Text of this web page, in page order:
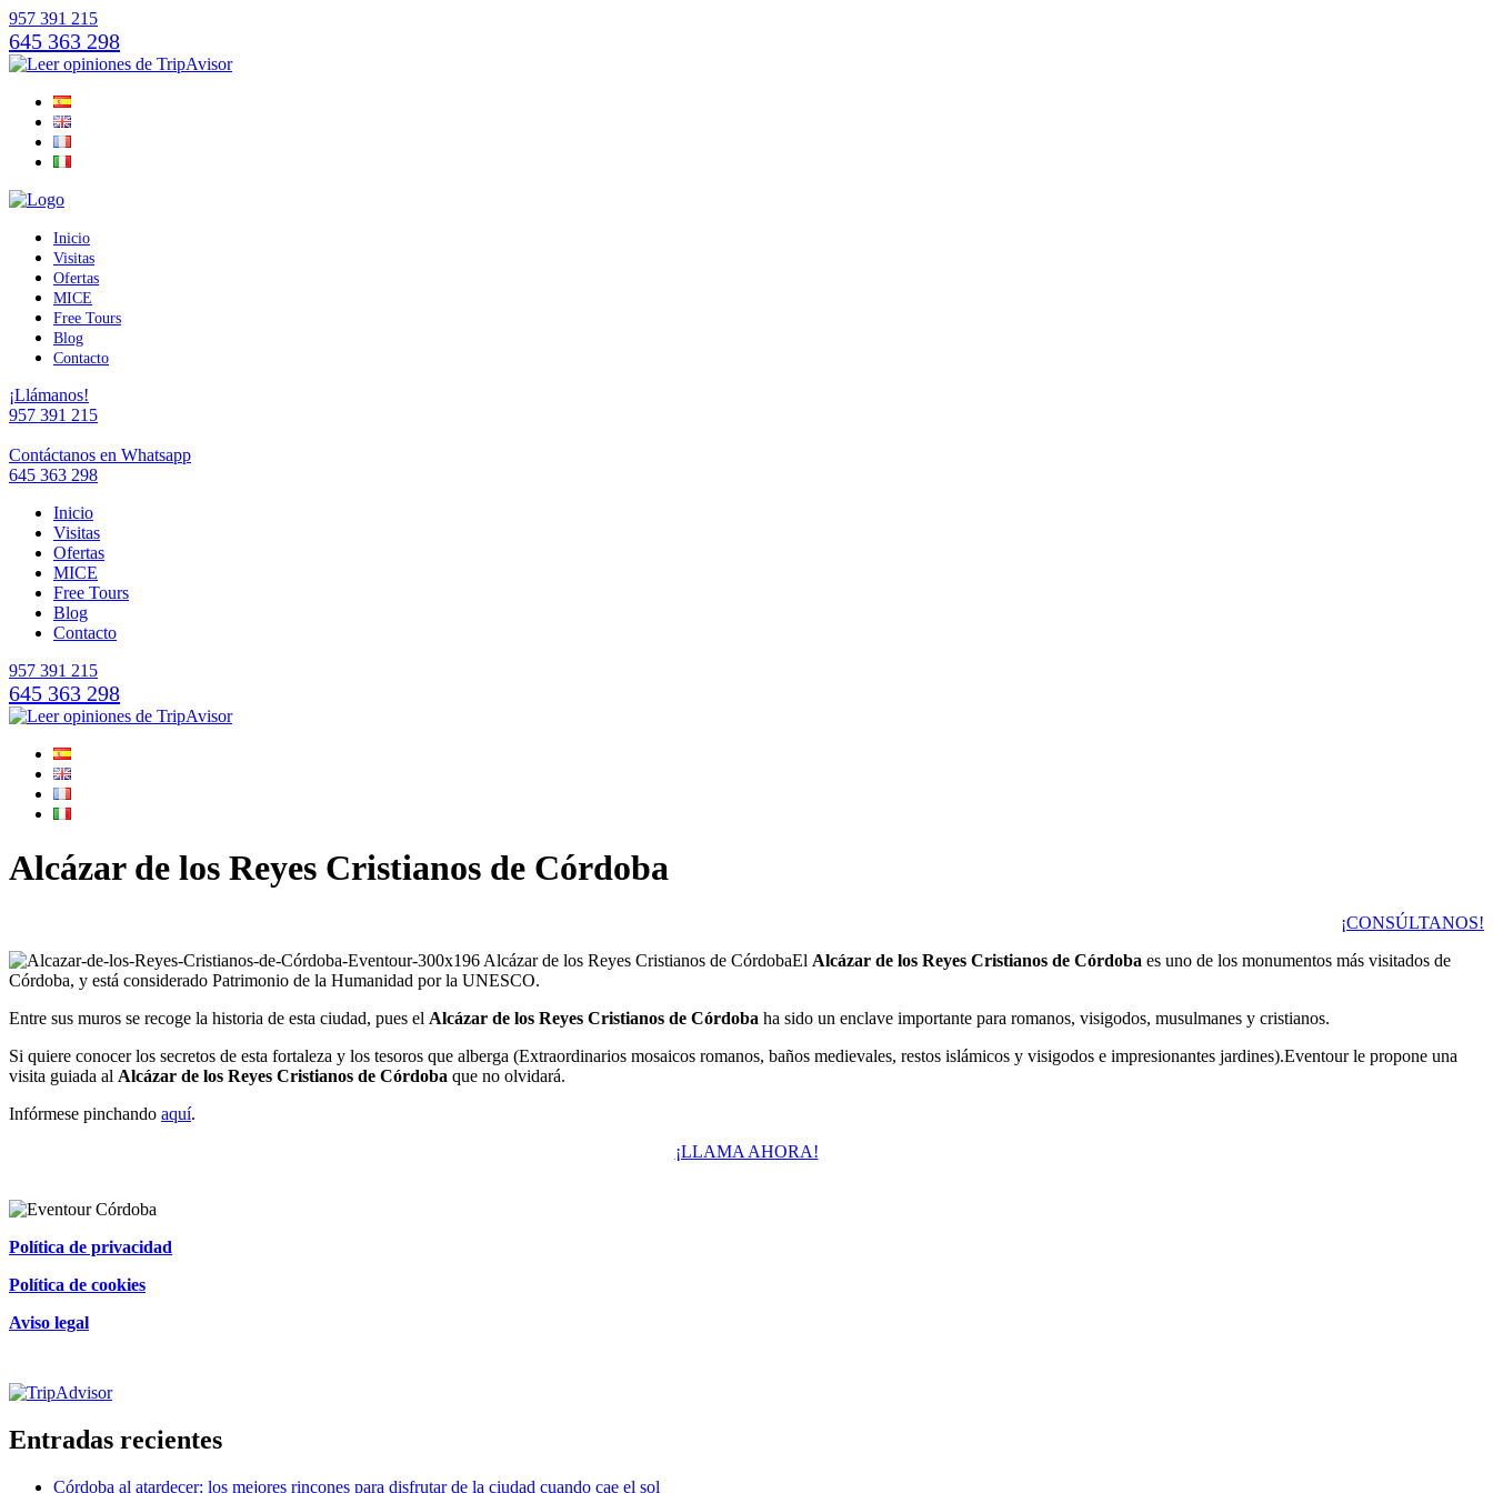
957 391 215
645 363 298
Inicio
Visitas
Ofertas
MICE
Free Tours
Blog
Contacto
¡Llámanos!
957 391 215
Contáctanos en Whatsapp
645 363 298
Inicio
Visitas
Ofertas
MICE
Free Tours
Blog
Contacto
957 391 215
645 363 298
Alcázar de los Reyes Cristianos de Córdoba
¡CONSÚLTANOS!
El Alcázar de los Reyes Cristianos de Córdoba es uno de los monumentos más visitados de
Córdoba, y está considerado Patrimonio de la Humanidad por la UNESCO.
Entre sus muros se recoge la historia de esta ciudad, pues el Alcázar de los Reyes Cristianos de Córdoba ha sido un enclave importante para romanos, visigodos, musulmanes y cristianos.
Si quiere conocer los secretos de esta fortaleza y los tesoros que alberga (Extraordinarios mosaicos romanos, baños medievales, restos islámicos y visigodos e impresionantes jardines).Eventour le propone una
visita guiada al Alcázar de los Reyes Cristianos de Córdoba que no olvidará.
Infórmese pinchando aquí.
¡LLAMA AHORA!
Política de privacidad
Política de cookies
Aviso legal
Entradas recientes
Córdoba al atardecer: los mejores rincones para disfrutar de la ciudad cuando cae el sol